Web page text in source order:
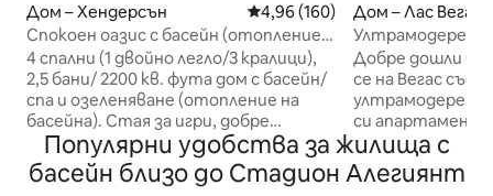
Дом – Хендерсън Средна оценка: 4,96 от 5,
4,96 (160)
Спокоен оазис с басейн (отопление
допълнително) Спа/мини голф.
4 спални (1 двойно легло/3 кралици),
2,5 бани/ 2200 кв. фута дом с басейн/
спа и озеленяване (отопление на
басейна). Стая за игри, добре
заредена кухня, всекидневна с 60 -
инчов смарт телевизор, красив
отопляем басейн и релаксиращ спа
Дом – Лас Вегас
Ултрамодерен
Вегас | Изглед
Добре дошли в
се на Вегас със
ултрамодерен,
си апартамент
огромен балкон
гледка към
Стрип“. Този
Популярни удобства за жилища с
басейн близо до Стадион Алегиянт